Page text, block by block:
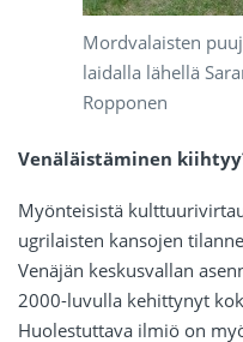
Mordvalaisten
laidalla lähellä
Ropponen
Venäläistäminen
Myönteisistä
ugrilaisten kansojen
Venäjän keskusvallan
2000-luvulla kehittynyt
Huolestuttava ilmiö on